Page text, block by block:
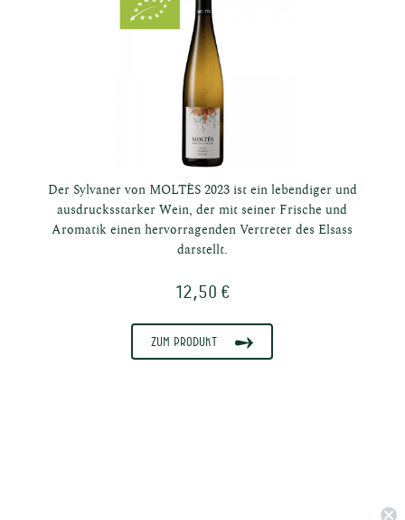
Der Sylvaner von MOLTÈS 2023 ist ein lebendiger und
ausdrucksstarker Wein, der mit seiner Frische und
Aromatik einen hervorragenden Vertreter des Elsass
darstellt.
12,50 €
Zum Produkt